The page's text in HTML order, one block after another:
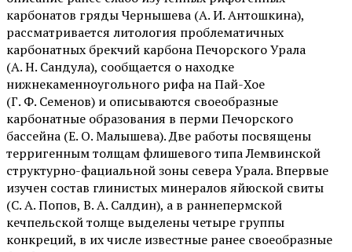
карбонатов гряды Чернышева (А. И. Антошкина),
рассматривается литология проблематичных
карбонатных брекчий карбона Печорского Урала
(А. Н. Сандула), сообщается о находке
нижнекаменноугольного рифа на Пай-Хое
(Г. Ф. Семенов) и описываются своеобразные
карбонатные образования в перми Печорского
бассейна (Е. О. Малышева). Две работы посвящены
терригенным толщам флишевого типа Лемвинской
структурно-фациальной зоны севера Урала. Впервые
изучен состав глинистых минералов яйюской свиты
(С. А. Попов, В. А. Салдин), а в раннепермской
кечпельской толще выделены четыре группы
конкреций, в их числе известные ранее своеобразные